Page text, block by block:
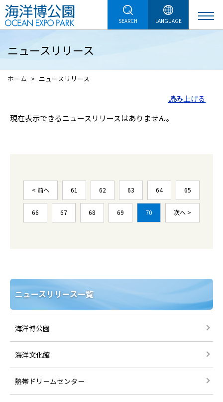
SEARCH LANGUAGE
ニュースリリース
ホーム ニュースリリース
読み上げる
現在表示できるニュースリリースはありません。
< 前へ 61 62 63 64 65
66 67 68 69 70 次へ >
ニュースリリース一覧
海洋博公園
海洋文化館
熱帯ドリームセンター